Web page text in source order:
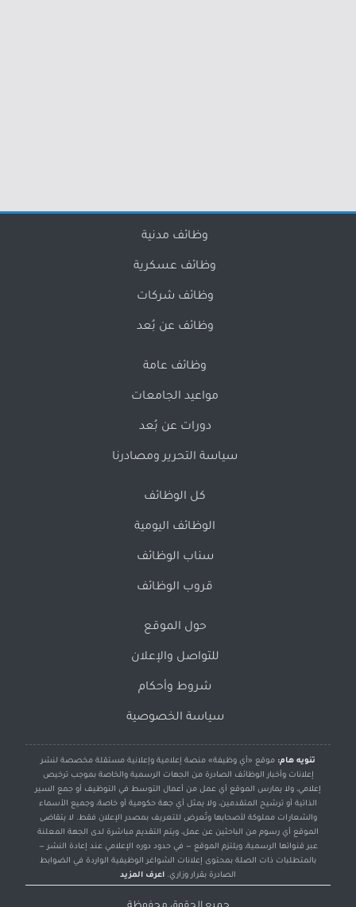
وظائف مدنية
وظائف عسكرية
وظائف شركات
وظائف عن بُعد
وظائف عامة
مواعيد الجامعات
دورات عن بُعد
سياسة التحرير ومصادرنا
كل الوظائف
الوظائف اليومية
سناب الوظائف
قروب الوظائف
حول الموقع
للتواصل والإعلان
شروط وأحكام
سياسة الخصوصية
تنويه هام: موقع «أي وظيفة» منصة إعلامية وإعلانية مستقلة مخصصة لنشر
إعلانات وأخبار الوظائف الصادرة من الجهات الرسمية والخاصة بموجب ترخيص
إعلامي، ولا يمارس الموقع أي عمل من أعمال التوسط في التوظيف أو جمع السير
الذاتية أو ترشيح المتقدمين، ولا يمثل أي جهة حكومية أو خاصة، وجميع الأسماء
والشعارات مملوكة لأصحابها وتُعرض للتعريف بمصدر الإعلان فقط. لا يتقاضى
الموقع أي رسوم من الباحثين عن عمل، ويتم التقديم مباشرة لدى الجهة المعلنة
عبر قنواتها الرسمية، ويلتزم الموقع — في حدود دوره الإعلامي عند إعادة النشر —
بالمتطلبات ذات الصلة بمحتوى إعلانات الشواغر الوظيفية الواردة في الضوابط
الصادرة بقرار وزاري. اعرف المزيد